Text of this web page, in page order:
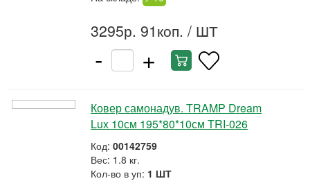
3295р. 91коп. / ШТ
- +
Ковер самонадув. TRAMP Dream
Lux 10см 195*80*10см TRI-026
Код: 00142759
Вес: 1.8 кг.
Кол-во в уп: 1 ШТ